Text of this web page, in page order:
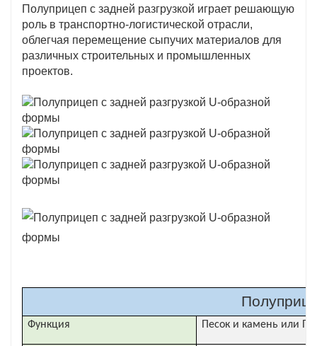
несущую способность нижней части кузова и
затрудняют деформацию. Двойная
конструкция боковой двери делает ее более
прочной.
5. Поперечная балка: до и после основной
балки имеется балансир, который может
лучше поддерживать балку и не поддается
деформации.
6. Предотвращение опрокидывания и
кронштейнов могут сделать загрузку задней
части при разгрузке более равномерной, и
Полуприцеп с задней разгрузкой играет решающую
роль в транспортно-логистической отрасли,
облегчая перемещение сыпучих материалов для
различных строительных и промышленных
проектов.
Функция Песок и камень или